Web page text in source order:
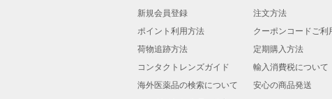
新規会員登録 注文方法
ポイント利用方法
クーポンコードご利
荷物追跡方法
定期購入方法
コンタクトレンズガイド
輸入消費税について
海外医薬品の検索について
安心の商品発送